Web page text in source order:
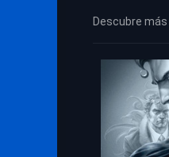
Descubre más